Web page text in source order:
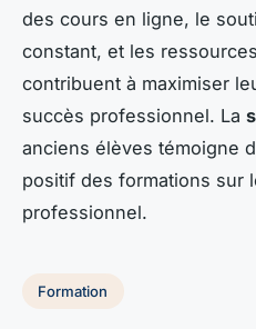
des cours en ligne, le
constant, et les
contribuent à maximiser
succès professionnel. La
anciens élèves témoigne
positif des formations sur
professionnel.
Formation